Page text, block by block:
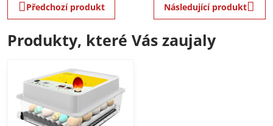
Předchozí produkt Následující produkt
Produkty, které Vás zaujaly